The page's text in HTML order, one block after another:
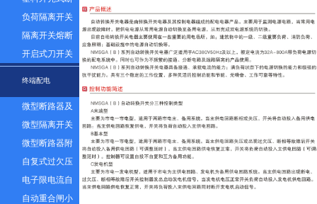
路器及漏电
负荷隔离开关
隔离开关熔断
器组
开启式刀开关
终端配电
微型断路器及
漏电
微型隔离开关
微型断路器附
件
自复式过欠压
保护器
电子限电流自
动控制器
自动重合闸小